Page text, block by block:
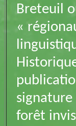
Breteuil
«
signature
forêt